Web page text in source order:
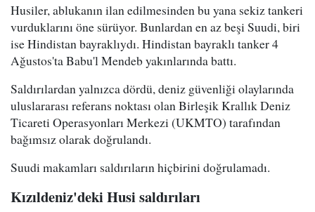
Husiler, ablukanın ilan edilmesinden bu yana sekiz tankeri
vurduklarını öne sürüyor. Bunlardan en az beşi Suudi, biri
ise Hindistan bayraklıydı. Hindistan bayraklı tanker 4
Ağustos'ta Babu'l Mendeb yakınlarında battı.
Saldırılardan yalnızca dördü, deniz güvenliği olaylarında
uluslararası referans noktası olan Birleşik Krallık Deniz
Ticareti Operasyonları Merkezi (UKMTO) tarafından
bağımsız olarak doğrulandı.
Suudi makamları saldırıların hiçbirini doğrulamadı.
Kızıldeniz'deki Husi saldırıları